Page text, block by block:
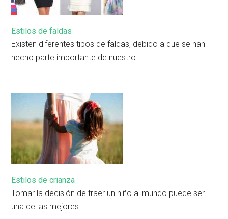
Estilos de faldas
Existen diferentes tipos de faldas, debido a que se han
hecho parte importante de nuestro…
Estilos de crianza
Tomar la decisión de traer un niño al mundo puede ser
una de las mejores…